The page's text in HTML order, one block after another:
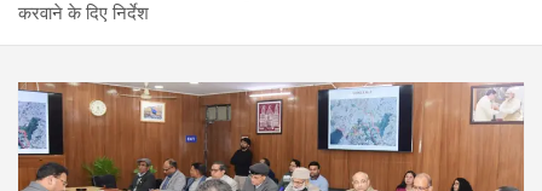
करवाने के दिए निर्देश